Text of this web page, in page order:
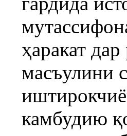
ҳаракат
масъулини
камбудию